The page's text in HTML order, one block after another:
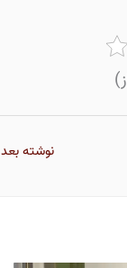
نوشته